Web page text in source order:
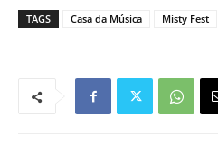
TAGS Casa da Música Misty Fest